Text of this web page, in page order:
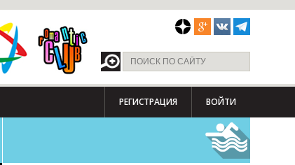
РЕГИСТРАЦИЯ ВОЙТИ